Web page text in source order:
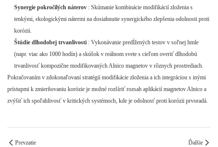
Synergie pokročilých náterov : Skúmanie kombinácie modifikácií zloženia s
tenkými, ekologickými nátermi na dosiahnutie synergického zlepšenia odolnosti proti
korózii.
Štúdie dlhodobej trvanlivosti : Vykonávanie predĺžených testov v soľnej hmle
(napr. viac ako 1000 hodín) a skúšok v reálnom svete s cieľom overiť dlhodobú
trvanlivosť kompozične modifikovaných Alnico magnetov v rôznych prostrediach.
Pokračovaním v zdokonaľovaní stratégií modifikácie zloženia a ich integráciou s inými
prístupmi k zmierňovaniu korózie je možné rozšíriť rozsah aplikácií magnetov Alnico a
zvýšiť ich spoľahlivosť v kritických systémoch, kde je odolnosť proti korózii prvoradá.
Prevzatie Ďalšie